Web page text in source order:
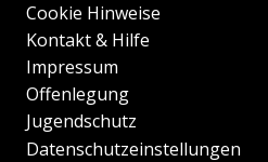
Cookie Hinweise
Kontakt & Hilfe
Impressum
Offenlegung
Jugendschutz
Datenschutzeinstellungen